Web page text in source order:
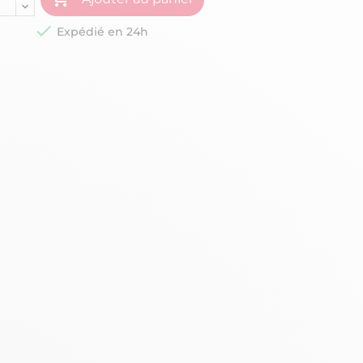
 Expédié en 24h